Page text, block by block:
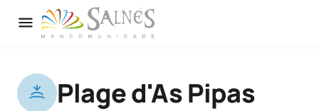
Plage d'As Pipas